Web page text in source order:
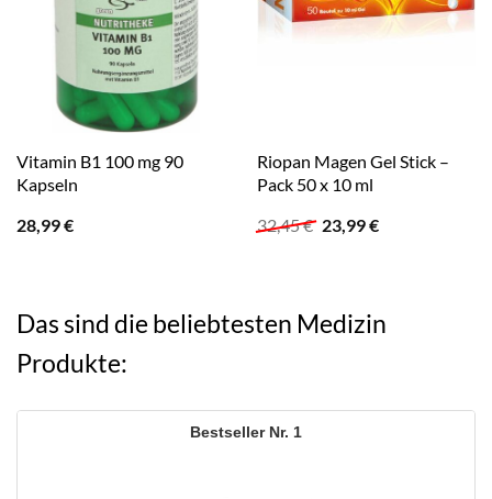
Vitamin B1 100 mg 90
Kapseln
28,99€
Riopan Magen Gel Stick –
Pack 50 x 10 ml
32,45€ Ursprünglicher
23,99€Aktueller
Das sind die beliebtesten Medizin
Produkte:
1